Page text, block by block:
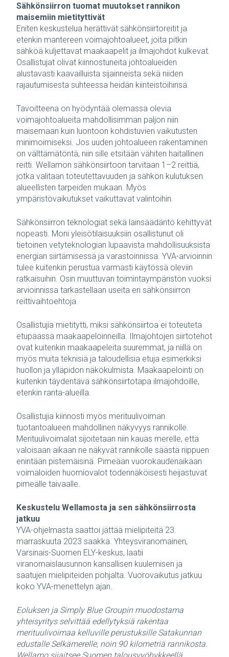
Sähkönsiirron tuomat muutokset rannikon
maisemiin mietityttivät
Eniten keskustelua herättivät sähkönsiirtoreitit ja
etenkin mantereen voimajohtoalueet, joita pitkin
sähköä kuljettavat maakaapelit ja ilmajohdot kulkevat.
Osallistujat olivat kiinnostuneita johtoalueiden
alustavasti kaavailluista sijainneista sekä niiden
rajautumisesta suhteessa heidän kiinteistöihinsä.
Tavoitteena on hyödyntää olemassa olevia
voimajohtoalueita mahdollisimman paljon niin
maisemaan kuin luontoon kohdistuvien vaikutusten
minimoimiseksi. Jos uuden johtoalueen rakentaminen
on välttämätöntä, niin sille etsitään vähiten haitallinen
reitti. Wellamon sähkönsiirtoon tarvitaan 1–2 reittiä,
jotka valitaan toteutettavuuden ja sähkön kulutuksen
alueellisten tarpeiden mukaan. Myös
ympäristövaikutukset vaikuttavat valintoihin.
Sähkönsiirron teknologiat sekä lainsäädäntö kehittyvät
nopeasti. Moni yleisötilaisuuksiin osallistunut oli
tietoinen vetyteknologian lupaavista mahdollisuuksista
energian siirtämisessä ja varastoinnissa. YVA-arvioinnin
tulee kuitenkin perustua varmasti käytössä oleviin
ratkaisuihin. Osin muuttuvan toimintaympäristön vuoksi
arvioinnissa tarkastellaan useita eri sähkönsiirron
reittivaihtoehtoja.
Osallistujia mietitytti, miksi sähkönsiirtoa ei toteuteta
etupäässä maakaapeloinneilla. Ilmajohtojen siirtotehot
ovat kuitenkin maakaapeleita suuremmat, ja niillä on
myös muita teknisiä ja taloudellisia etuja esimerkiksi
huollon ja ylläpidon näkökulmista. Maakaapelointi on
kuitenkin täydentävä sähkönsiirtotapa ilmajohdoille,
etenkin ranta-alueilla.
Osallistujia kiinnosti myös merituulivoiman
tuotantoalueen mahdollinen näkyvyys rannikolle.
Merituulivoimalat sijoitetaan niin kauas merelle, että
valoisaan aikaan ne näkyvät rannikolle säästä riippuen
enintään pistemäisinä. Pimeään vuorokaudenaikaan
voimaloiden huomiovalot todennäköisesti heijastuvat
pimeälle taivaalle.
Keskustelu Wellamosta ja sen sähkönsiirrosta
jatkuu
YVA-ohjelmasta saattoi jättää mielipiteitä 23.
marraskuuta 2023 saakka. Yhteysviranomainen,
Varsinais-Suomen ELY-keskus, laatii
viranomaislausunnon kansallisen kuulemisen ja
saatujen mielipiteiden pohjalta. Vuorovaikutus jatkuu
koko YVA-menettelyn ajan.
Eoluksen ja Simply Blue Groupin muodostama
yhteisyritys selvittää edellytyksiä rakentaa
merituulivoimaa kelluville perustuksille Satakunnan
edustalle Selkämerelle, noin 90 kilometriä rannikosta.